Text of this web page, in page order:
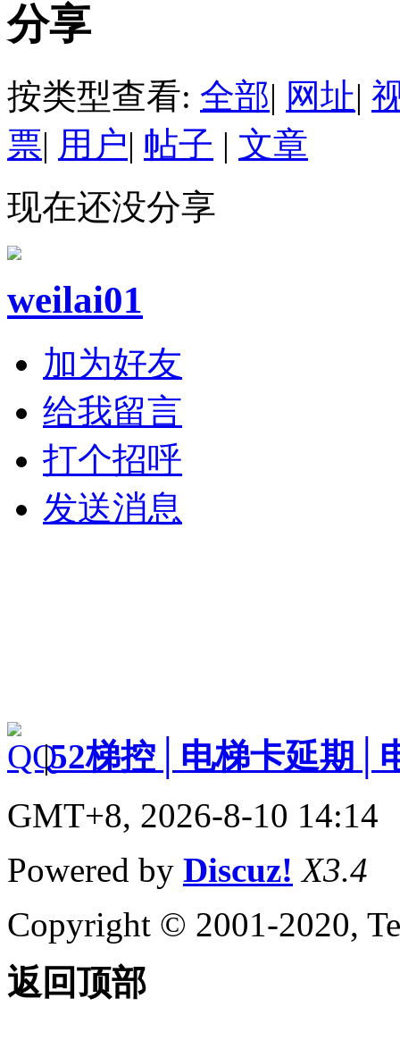
分享
按类型查看: 全部| 网址|
票| 用户| 帖子 | 文章
现在还没分享
weilai01
加为好友
给我留言
打个招呼
发送消息
|52梯控│电梯卡延期│
GMT+8, 2026-8-10 14:14
Powered by Discuz! X3.4
Copyright © 2001-2020,
返回顶部